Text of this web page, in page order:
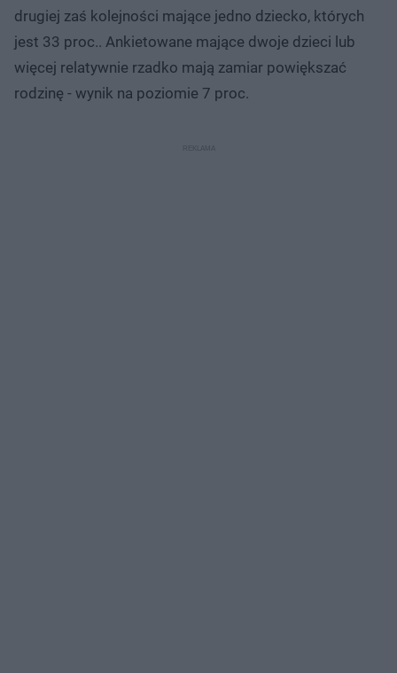
drugiej zaś kolejności mające jedno dziecko, których
jest 33 proc.. Ankietowane mające dwoje dzieci lub
więcej relatywnie rzadko mają zamiar powiększać
rodzinę - wynik na poziomie 7 proc.